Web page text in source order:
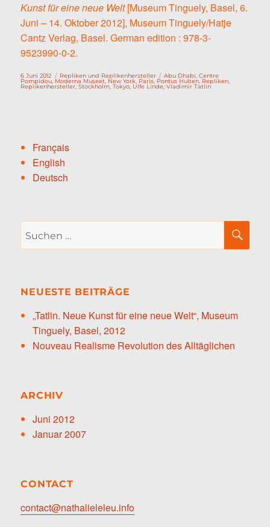
Kunst für eine neue Welt[Museum Tinguely, Basel, 6.
Juni – 14. Oktober 2012], Museum Tinguely/Hatje
Cantz Verlag, Basel. German edition : 978-3-
9523990-0-2.
Veröffentlicht
am
6 Juni 2012 Kategorien
Repliken und Replikenhersteller Schlagwörter
Abu Dhabi ,Centre
Pompidou Moderna Museet New York Paris Pontus Hulten Repliken
Replikenhersteller ,Stockholm ,Tokyo Ulfe Linde ,Vladimir Tatlin
Français
English
Deutsch
nach:
NEUESTE BEITRÄGE
„Tatlin. Neue Kunst für eine neue Welt“, Museum
Tinguely, Basel, 2012
Nouveau Realisme Revolution des Alltäglichen
ARCHIV
Juni 2012
Januar 2007
CONTACT
contact@nathalieleleu.info